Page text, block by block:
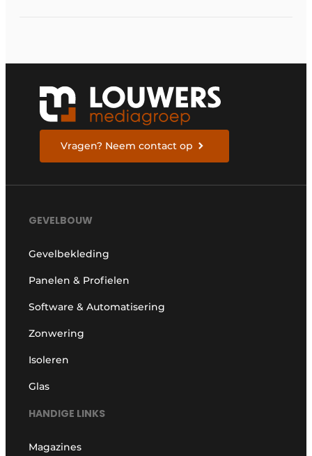
Vragen? Neem contact op
GEVELBOUW
Gevelbekleding
Panelen & Profielen
Software & Automatisering
Zonwering
Isoleren
Glas
HANDIGE LINKS
Magazines